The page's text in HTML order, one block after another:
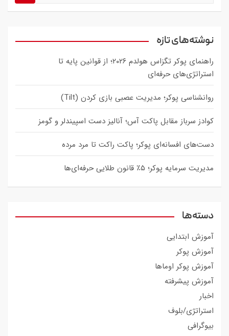
a
c
نوشته‌های تازه
راهنمای پوکر تگزاس هولدم ۲۰۲۶؛ از قوانین پایه تا
استراتژی‌های حرفه‌ای
روانشناسی پوکر؛ مدیریت عصبی بازی کردن (Tilt)
کوادز سرباز مقابل پاکت آس؛ آنالیز دست اسپیندلر و گومز
دست‌های افسانه‌ای پوکر؛ پاکت راکت تا مرد مرده
مدیریت سرمایه پوکر؛ ۵٪ قانون طلایی حرفه‌ای‌ها
دسته‌ها
آموزش ابتدایی
آموزش پوکر
آموزش پوکر اوماها
آموزش پیشرفته
اخبار
استراتژی/بلوف
بیوگرافی